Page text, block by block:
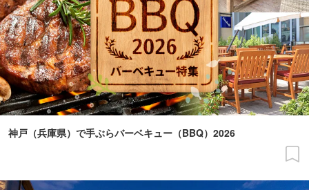
神戸（兵庫県）で手ぶらバーベキュー（BBQ）2026